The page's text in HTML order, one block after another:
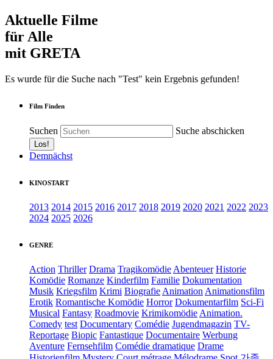
Aktuelle Filme
für Alle
mit GRETA
Es wurde für die Suche nach "Test" kein Ergebnis gefunden!
Film Finden
Suchen Suche abschicken
Demnächst
KINOSTART
2013 2014 2015 2016 2017 2018 2019 2020 2021 2022 2023
2024 2025 2026
GENRE
Action Thriller Drama Tragikomödie Abenteuer Historie
Komödie Romanze Kinderfilm Familie Dokumentation
Musik Kriegsfilm Krimi Biografie Animation Animationsfilm
Erotik Romantische Komödie Horror Dokumentarfilm Sci-Fi
Musical Fantasy Roadmovie Krimikomödie Animation.
Comedy test Documentary Comédie Jugendmagazin TV-
Reportage Biopic Fantastique Documentaire Werbung
Aventure Fernsehfilm Comédie dramatique Drame